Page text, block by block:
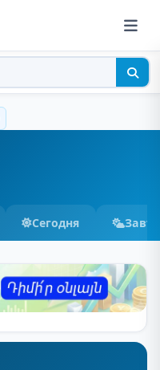
Сегодня